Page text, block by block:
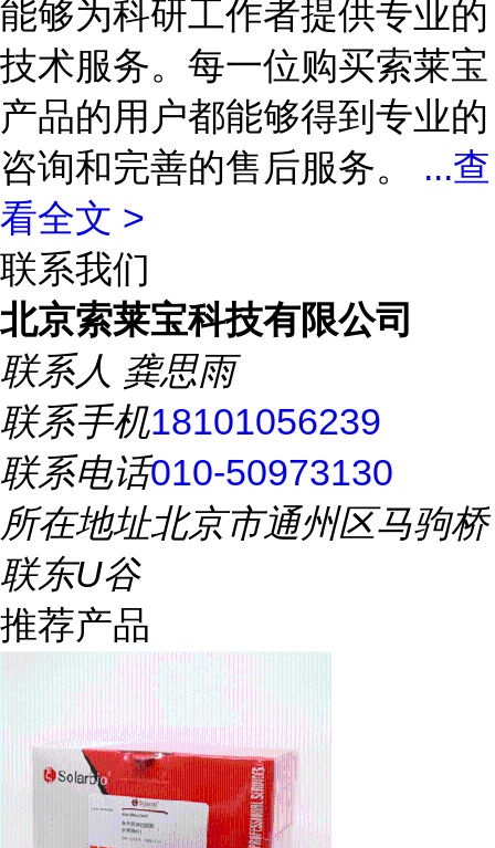
能够为科研工作者提供专业的
技术服务。每一位购买索莱宝
产品的用户都能够得到专业的
咨询和完善的售后服务。 ...查
看全文 >
联系我们
北京索莱宝科技有限公司
联系人 龚思雨
联系手机18101056239
联系电话010-50973130
所在地址北京市通州区马驹桥
联东U谷
推荐产品